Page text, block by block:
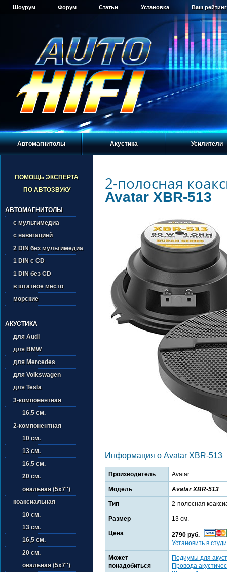
Шоурум Форум Статьи Установка Ваш
Автомагнитолы Акустика Усилители
ПОМОЩЬ ЭКСПЕРТА
ПО АВТОЗВУКУ
АВТОМАГНИТОЛЫ
с мультимедиа
с навигацией
2 DIN без мультимедиа
1 DIN с CD
1 DIN без CD
в штатное место
морские
АКУСТИКА
для Audi
для BMW
для Mercedes
для Volkswagen
для Tesla
3-компонентная
16,5 см.
2-компонентная
10 см.
13 см.
16,5 см.
20 см.
овальная (5х7'')
коаксиальная
10 см.
13 см.
16,5 см.
20 см.
овальная (5х7'')
2-полосная
Avatar XBR-513
Информация о Avatar XBR-513
Производитель Avatar
Модель Avatar XBR-513
Тип 2-полосная
Размер 13 см.
Цена
2790 руб.
Установить в
Может
понадобиться
Подиумы для
Провода